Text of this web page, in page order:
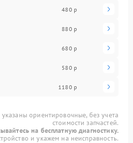
480 р
880 р
680 р
580 р
1180 р
ориентировочные, без учета
стоимости запчастей.
на бесплатную диагностику.
и укажем на неисправность.